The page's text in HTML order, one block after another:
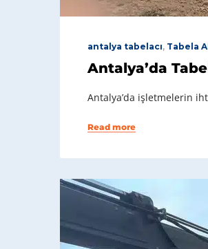
antalya tabelacı, Tabela
Antalya’da
Antalya’da işletmelerin
Read more